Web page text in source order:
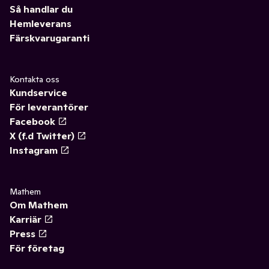
Så handlar du
Hemleverans
Färskvarugaranti
Kontakta oss
Kundservice
För leverantörer
Facebook
X (f.d Twitter)
Instagram
Mathem
Om Mathem
Karriär
Press
För företag